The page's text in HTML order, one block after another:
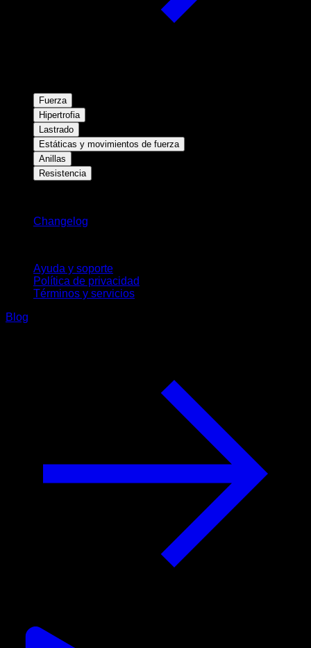
Fuerza
Hipertrofia
Lastrado
Estáticas y movimientos de fuerza
Anillas
Resistencia
Changelog
Ayuda y soporte
Política de privacidad
Términos y servicios
Blog